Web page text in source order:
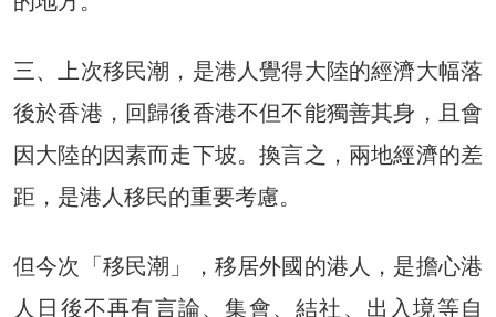
三、上次移民潮，是港人覺得大陸的經濟大幅落
後於香港，回歸後香港不但不能獨善其身，且會
因大陸的因素而走下坡。換言之，兩地經濟的差
距，是港人移民的重要考慮。
但今次「移民潮」，移居外國的港人，是擔心港
人日後不再有言論、集會、結社、出入境等自